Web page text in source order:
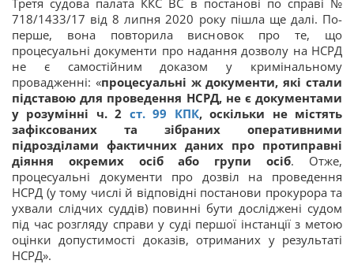
718/1433/17 від 8 липня 2020 року пішла ще далі. По-
перше, вона повторила висновок про те, що
процесуальні документи про надання дозволу на НСРД
не є самостійним доказом у кримінальному
провадженні: «процесуальні ж документи, які стали
підставою для проведення НСРД, не є документами
у розумінні ч. 2 ст. 99 КПК, оскільки не містять
зафіксованих та зібраних оперативними
підрозділами фактичних даних про протиправні
діяння окремих осіб або групи осіб. Отже,
процесуальні документи про дозвіл на проведення
НСРД (у тому числі й відповідні постанови прокурора та
ухвали слідчих суддів) повинні бути досліджені судом
під час розгляду справи у суді першої інстанції з метою
оцінки допустимості доказів, отриманих у результаті
НСРД».